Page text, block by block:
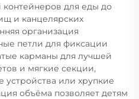
для еды до
и канцелярских
организация
петли для фиксации
карманы для лучшей
и мягкие секции,
или хрупкие
объёма позволяет детям